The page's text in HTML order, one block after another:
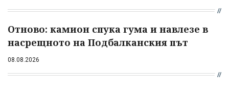
Отново: камион спука гума и навлезе в
насрещното на Подбалканския път
08.08.2026